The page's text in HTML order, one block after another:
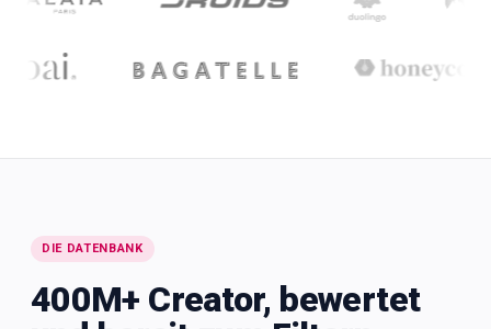
DIE DATENBANK
400M+ Creator, bewertet